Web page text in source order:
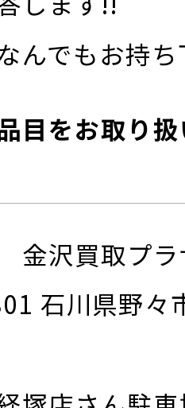
んでもお持
目をお取り
金沢買取プラ
⽯川県野々